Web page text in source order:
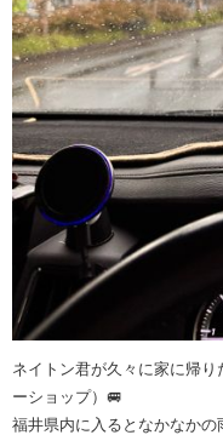
ネイトン君が久々に家に帰
ーショップ）🚐
福井県内に入るとなかなかの